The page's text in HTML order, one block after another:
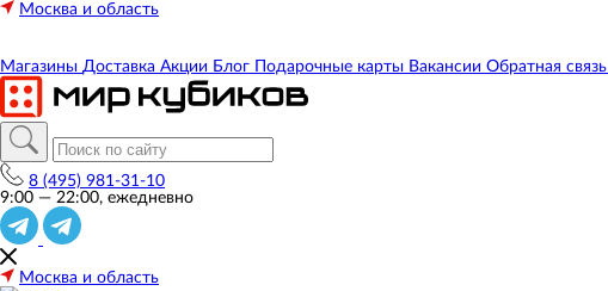
Москва и область
Магазины Доставка Акции Блог Подарочные карты Вакансии Обратная связь
8 (495) 981-31-10
9:00 — 22:00, ежедневно
Москва и область